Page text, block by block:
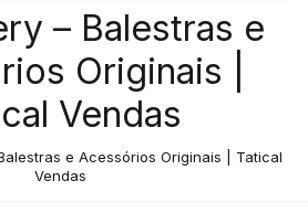
– Balestras e
Originais |
Vendas
e Acessórios Originais | Tatical
Vendas